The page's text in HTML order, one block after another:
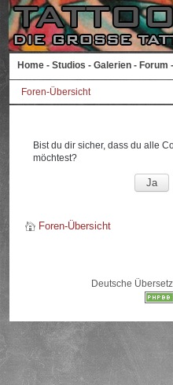
Home - Studios - Galerien - Forum -
Foren-Übersicht
Bist du dir sicher, dass du alle
möchtest?
Foren-Übersicht
Deutsche